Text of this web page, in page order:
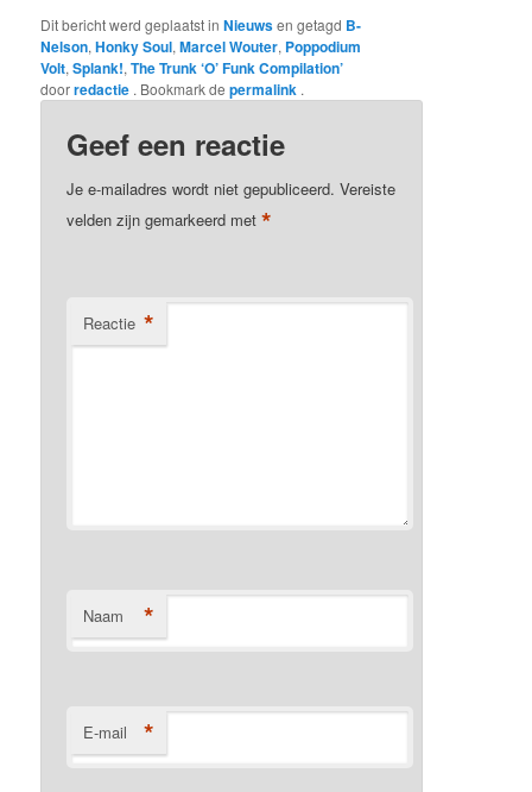
Dit bericht werd geplaatst inNieuwsen getagd B-
Nelson,Honky Soul,Marcel Wouter, Poppodium
Volt,Splank!,The Trunk ‘O’ Funk Compilation’
doorredactie . Bookmark depermalink .
Geef een reactie
Je e-mailadres wordt niet gepubliceerd. Vereiste
velden zijn gemarkeerd met*
Reactie *
Naam *
E-mail *